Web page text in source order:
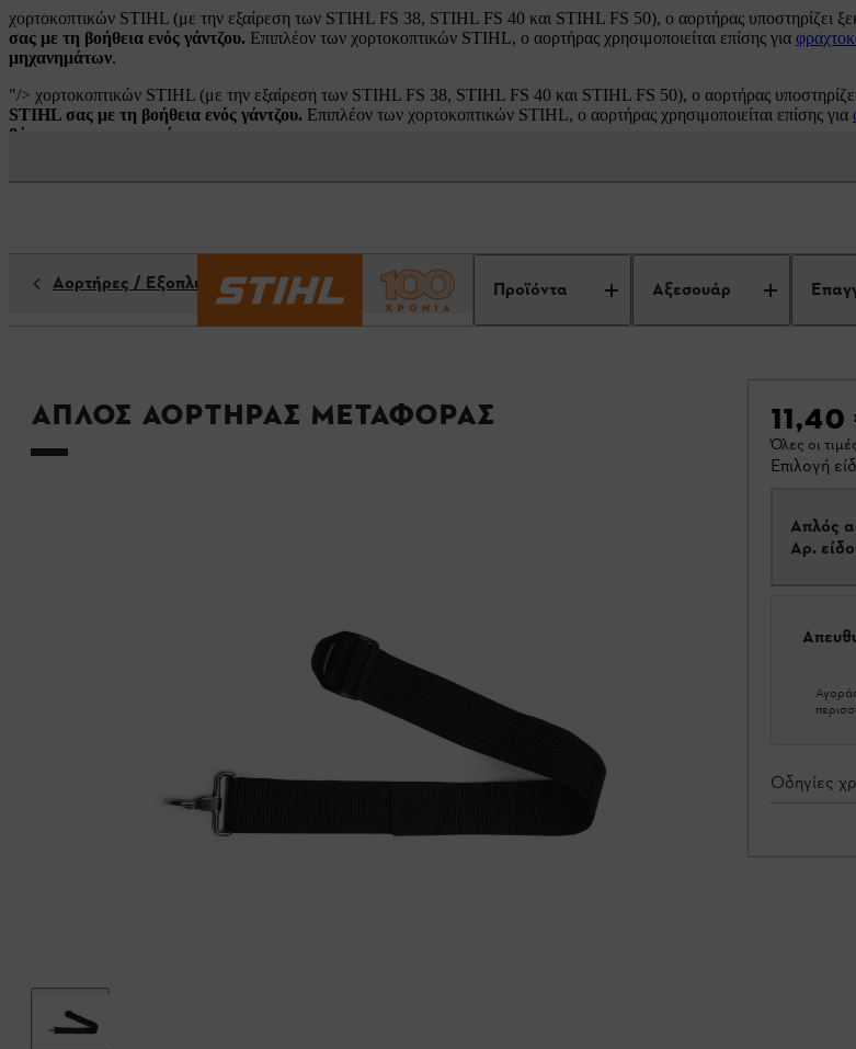
χορτοκοπτικών STIHL (με την εξαίρεση των STIHL FS 38, STIHL FS 40 και STIHL FS 50), ο αορτήρας υποστηρίζει
σας με τη βοήθεια ενός γάντζου. Επιπλέον των χορτοκοπτικών STIHL, ο αορτήρας χρησιμοποιείται επίσης για
μηχανημάτων.
"/> χορτοκοπτικών STIHL (με την εξαίρεση των STIHL FS 38, STIHL FS 40 και STIHL FS 50), ο αορτήρας
STIHL σας με τη βοήθεια ενός γάντζου. Επιπλέον των χορτοκοπτικών STIHL, ο αορτήρας χρησιμοποιείται επίσης για
βάρους των μηχανημάτων
Προϊόντα Αξεσουάρ
Αορτήρες / Εξοπλισμός
Απλός αορτήρας μεταφοράς 11,40
Όλες οι
Επιλογή
Απλός
Αρ.
Οδηγίες